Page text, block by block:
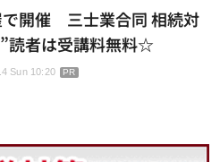
で開催 三士業合同 相続対
者は受講料無料☆
Sun 10:20 PR